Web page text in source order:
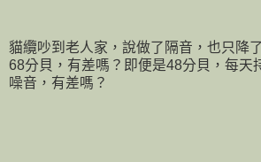
貓纜吵到老人家，說做了隔音，也只降
68分貝，有差嗎？即便是48分貝，每天
噪音，有差嗎？